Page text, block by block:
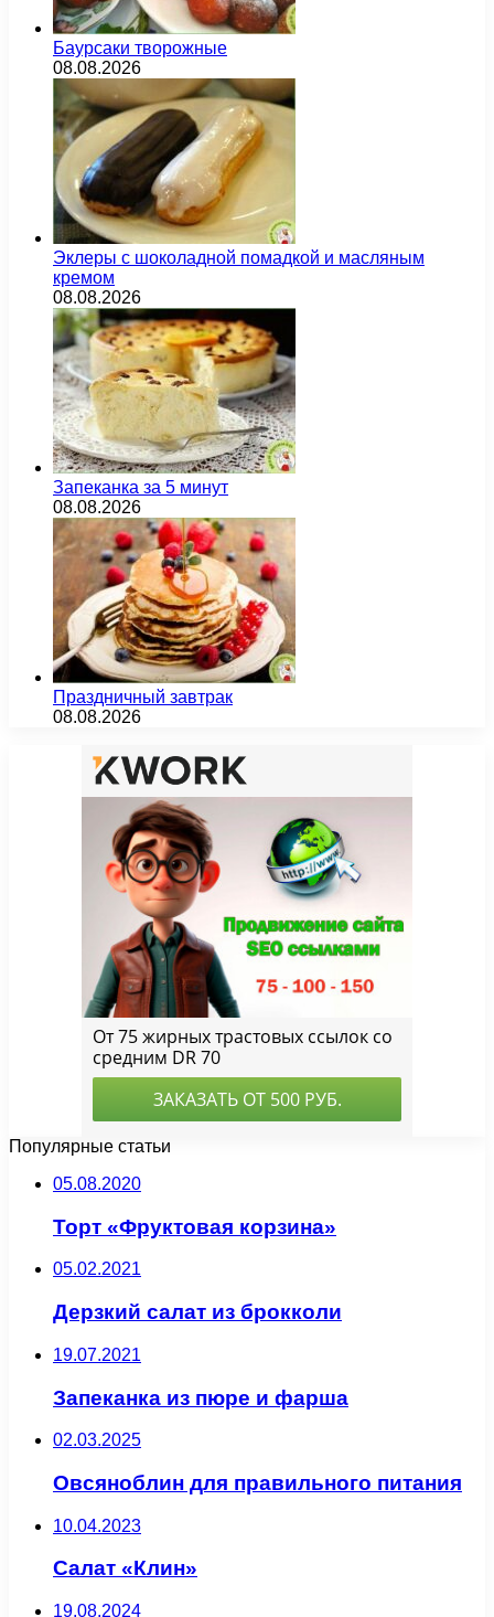
Баурсаки творожные
08.08.2026
Эклеры с шоколадной помадкой и масляным
кремом
08.08.2026
Запеканка за 5 минут
08.08.2026
Праздничный завтрак
08.08.2026
Популярные статьи
05.08.2020
Торт «Фруктовая корзина»
05.02.2021
Дерзкий салат из брокколи
19.07.2021
Запеканка из пюре и фарша
02.03.2025
Овсяноблин для правильного питания
10.04.2023
Салат «Клин»
19.08.2024